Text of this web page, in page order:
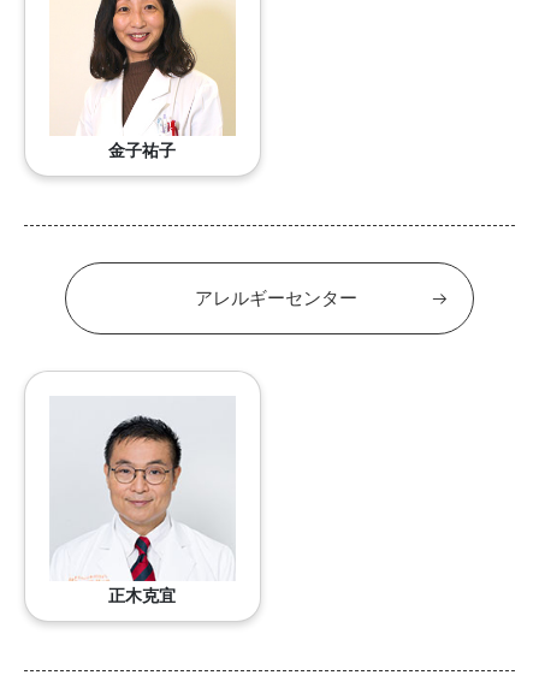
金子祐子
アレルギーセンター
正木克宜